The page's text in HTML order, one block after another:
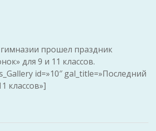
прошел праздник
для 9 и 11 классов.
id=»10″ gal_title=»Последний
классов»]